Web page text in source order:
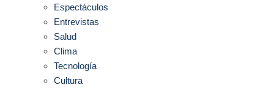
Espectáculos
Entrevistas
Salud
Clima
Tecnología
Cultura